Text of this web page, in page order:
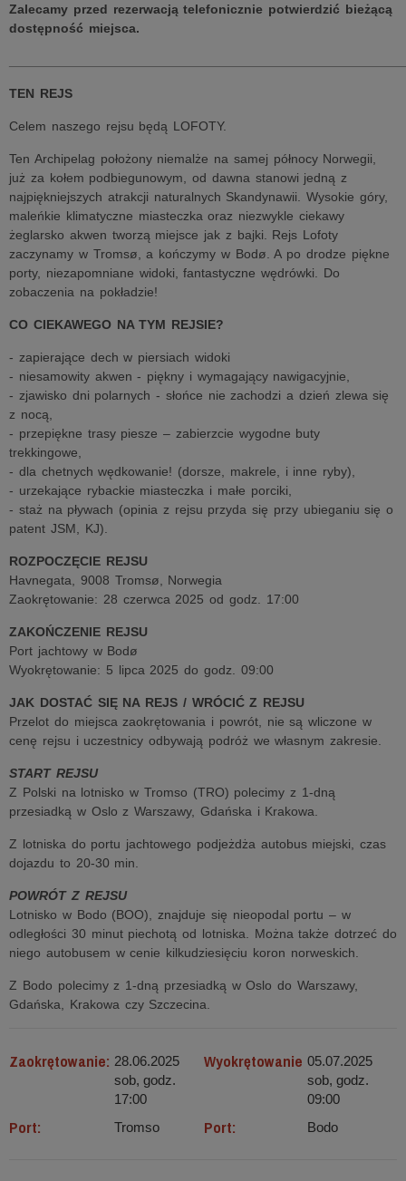
Zalecamy przed rezerwacją telefonicznie potwierdzić bieżącą
dostępność miejsca.
TEN REJS
Celem naszego rejsu będą LOFOTY.
Ten Archipelag położony niemalże na samej północy Norwegii,
już za kołem podbiegunowym, od dawna stanowi jedną z
najpiękniejszych atrakcji naturalnych Skandynawii. Wysokie góry,
maleńkie klimatyczne miasteczka oraz niezwykle ciekawy
żeglarsko akwen tworzą miejsce jak z bajki. Rejs Lofoty
zaczynamy w Tromsø, a kończymy w Bodø. A po drodze piękne
porty, niezapomniane widoki, fantastyczne wędrówki. Do
zobaczenia na pokładzie!
CO CIEKAWEGO NA TYM REJSIE?
- zapierające dech w piersiach widoki
- niesamowity akwen - piękny i wymagający nawigacyjnie,
- zjawisko dni polarnych - słońce nie zachodzi a dzień zlewa się
z nocą,
- przepiękne trasy piesze – zabierzcie wygodne buty
trekkingowe,
- dla chetnych wędkowanie! (dorsze, makrele, i inne ryby),
- urzekające rybackie miasteczka i małe porciki,
- staż na pływach (opinia z rejsu przyda się przy ubieganiu się o
patent JSM, KJ).
ROZPOCZĘCIE REJSU
Havnegata, 9008 Tromsø, Norwegia
Zaokrętowanie: 28 czerwca 2025 od godz. 17:00
ZAKOŃCZENIE REJSU
Port jachtowy w Bodø
Wyokrętowanie: 5 lipca 2025 do godz. 09:00
JAK DOSTAĆ SIĘ NA REJS / WRÓCIĆ Z REJSU
Przelot do miejsca zaokrętowania i powrót, nie są wliczone w
cenę rejsu i uczestnicy odbywają podróż we własnym zakresie.
START REJSU
Z Polski na lotnisko w Tromso (TRO) polecimy z 1-dną
przesiadką w Oslo z Warszawy, Gdańska i Krakowa.
Z lotniska do portu jachtowego podjeżdża autobus miejski, czas
dojazdu to 20-30 min.
POWRÓT Z REJSU
Lotnisko w Bodo (BOO), znajduje się nieopodal portu – w
odległości 30 minut piechotą od lotniska. Można także dotrzeć do
niego autobusem w cenie kilkudziesięciu koron norweskich.
Z Bodo polecimy z 1-dną przesiadką w Oslo do Warszawy,
Gdańska, Krakowa czy Szczecina.
Zaokrętowanie: 28.06.2025
sob, godz.
17:00
Wyokrętowanie 05.07.2025
sob, godz.
09:00
Port: Tromso Port: Bodo